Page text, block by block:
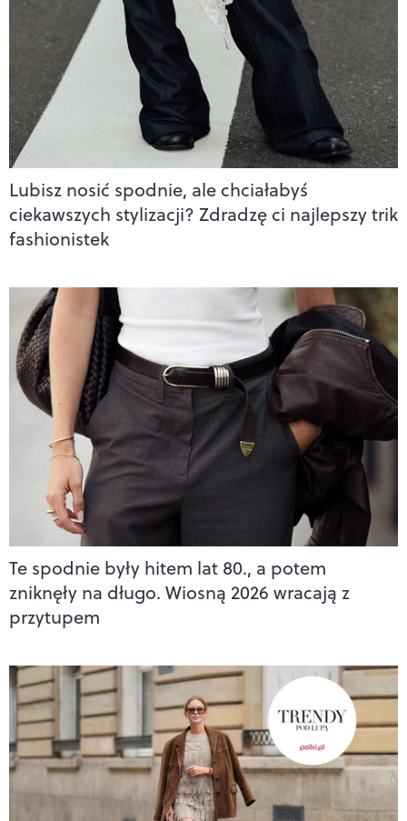
Lubisz nosić spodnie, ale chciałabyś
ciekawszych stylizacji? Zdradzę ci najlepszy trik
fashionistek
Te spodnie były hitem lat 80., a potem
zniknęły na długo. Wiosną 2026 wracają z
przytupem